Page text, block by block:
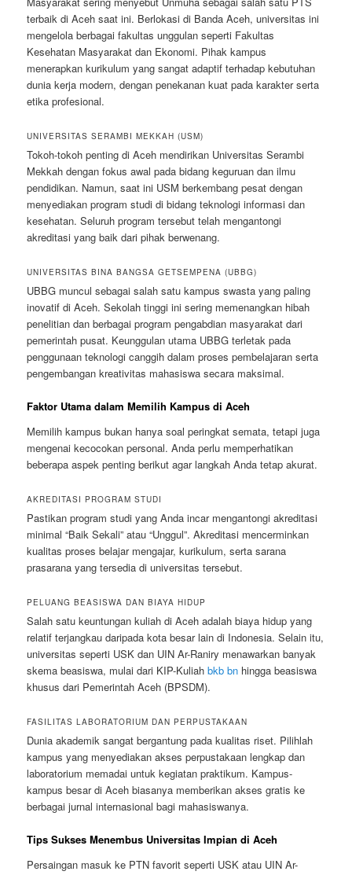
terbaik di Aceh saat ini. Berlokasi di Banda Aceh, universitas ini
mengelola berbagai fakultas unggulan seperti Fakultas
Kesehatan Masyarakat dan Ekonomi. Pihak kampus
menerapkan kurikulum yang sangat adaptif terhadap kebutuhan
dunia kerja modern, dengan penekanan kuat pada karakter serta
etika profesional.
UNIVERSITAS SERAMBI MEKKAH (USM)
Tokoh-tokoh penting di Aceh mendirikan Universitas Serambi
Mekkah dengan fokus awal pada bidang keguruan dan ilmu
pendidikan. Namun, saat ini USM berkembang pesat dengan
menyediakan program studi di bidang teknologi informasi dan
kesehatan. Seluruh program tersebut telah mengantongi
akreditasi yang baik dari pihak berwenang.
UNIVERSITAS BINA BANGSA GETSEMPENA (UBBG)
UBBG muncul sebagai salah satu kampus swasta yang paling
inovatif di Aceh. Sekolah tinggi ini sering memenangkan hibah
penelitian dan berbagai program pengabdian masyarakat dari
pemerintah pusat. Keunggulan utama UBBG terletak pada
penggunaan teknologi canggih dalam proses pembelajaran serta
pengembangan kreativitas mahasiswa secara maksimal.
Faktor Utama dalam Memilih Kampus di Aceh
Memilih kampus bukan hanya soal peringkat semata, tetapi juga
mengenai kecocokan personal. Anda perlu memperhatikan
beberapa aspek penting berikut agar langkah Anda tetap akurat.
AKREDITASI PROGRAM STUDI
Pastikan program studi yang Anda incar mengantongi akreditasi
minimal “Baik Sekali” atau “Unggul”. Akreditasi mencerminkan
kualitas proses belajar mengajar, kurikulum, serta sarana
prasarana yang tersedia di universitas tersebut.
PELUANG BEASISWA DAN BIAYA HIDUP
Salah satu keuntungan kuliah di Aceh adalah biaya hidup yang
relatif terjangkau daripada kota besar lain di Indonesia. Selain itu,
universitas seperti USK dan UIN Ar-Raniry menawarkan banyak
skema beasiswa, mulai dari KIP-Kuliahbkb bn hingga beasiswa
khusus dari Pemerintah Aceh (BPSDM).
FASILITAS LABORATORIUM DAN PERPUSTAKAAN
Dunia akademik sangat bergantung pada kualitas riset. Pilihlah
kampus yang menyediakan akses perpustakaan lengkap dan
laboratorium memadai untuk kegiatan praktikum. Kampus-
kampus besar di Aceh biasanya memberikan akses gratis ke
berbagai jurnal internasional bagi mahasiswanya.
Tips Sukses Menembus Universitas Impian di Aceh
Persaingan masuk ke PTN favorit seperti USK atau UIN Ar-